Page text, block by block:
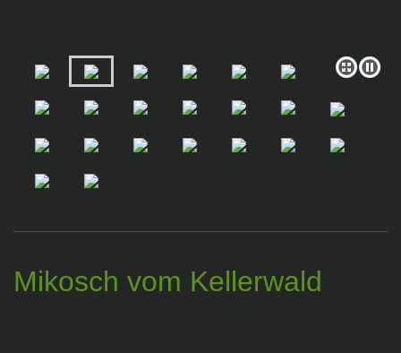
Mikosch vom Kellerwald